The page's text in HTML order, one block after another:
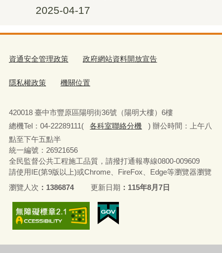
2025-04-17
資通安全管理政策 政府網站資料開放宣告
隱私權政策 機關位置
420018 臺中市豐原區陽明街36號（陽明大樓）6樓
總機Tel：04-22289111(
各科室聯絡分機
) 辦公時間：上午八
點至下午五點半
統一編號：26921656
全民監督公共工程施工品質，請撥打通報專線0800-009609
請使用IE(第9版以上)或Chrome、FireFox、Edge等瀏覽器瀏覽
瀏覽人次
1386874 更新日期 115年8月7日